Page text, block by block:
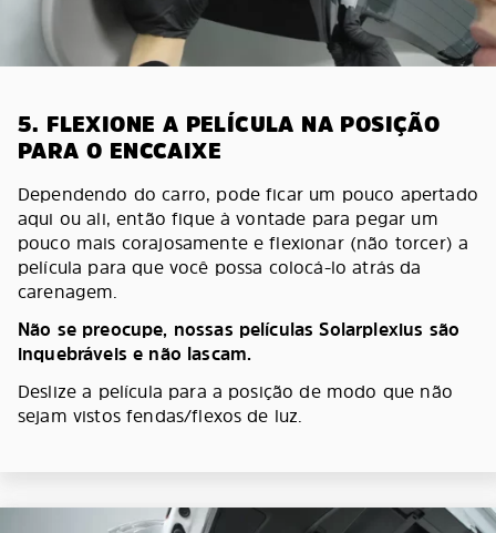
5. FLEXIONE A PELÍCULA NA POSIÇÃO
PARA O ENCCAIXE
Dependendo do carro, pode ficar um pouco apertado
aqui ou ali, então fique à vontade para pegar um
pouco mais corajosamente e flexionar (não torcer) a
película para que você possa colocá-lo atrás da
carenagem.
Não se preocupe, nossas películas Solarplexius são
inquebráveis e não lascam.
Deslize a película para a posição de modo que não
sejam vistos fendas/flexos de luz.